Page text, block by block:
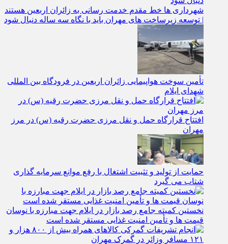
شهرداری‌ ها خط مقدم خدمت ‌رسانی به زائران اربعین هستند
| توسعه زیرساخت ‌های مهران باید با نگاه سه‌ ساله دنبال شود
تأمین سوخت هواپیمایی زائران اربعین در فرودگاه بین المللی
شهدای ایلام
افتتاح قرارگاه حمل‌ و نقل مرزی حضرت رقیه (س) در مرز
مهران
حمایت از تولید و تثبیت اشتغال با رفع موانع سرمایه‌ گذاری
شتاب می‌ گیرد
نخستین کمیته جامع رصد بازار در ایلام جهت مبارزه با نوسان
قیمت‌ ها و تأمین امنیت غذایی مستقر شده است